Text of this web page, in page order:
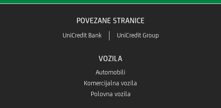
POVEZANE STRANICE
UniCredit Bank UniCredit Group
VOZILA
Automobili
Komercijalna vozila
Polovna vozila